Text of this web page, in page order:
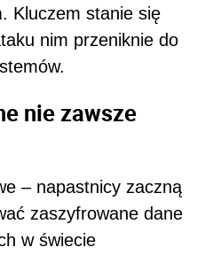
. Kluczem stanie się
nim przeniknie do
nie zawsze
– napastnicy zaczną
zaszyfrowane dane
w świecie